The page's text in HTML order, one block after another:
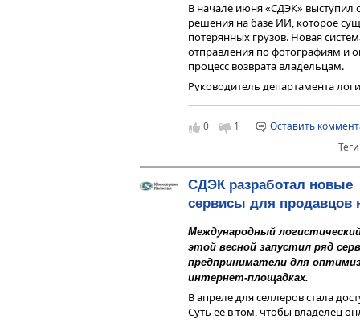
В начале июня «СДЭК» выступил
решения на базе ИИ, которое
потерянных грузов. Новая
отправления по фотографиям и
процесс возврата владельцам.
Руководитель департамента
Раньше сотрудникам
товар среди сотен
предмета, и ИИ
варианты из базы данных.
Это особенно актуально для
владелец неизвестен.
системе, уже активно
например компанией Amazon,
«СДЭК» планомерно внедряет
партнёрской сети для
0 1
Оставить
СДЭК разработал новые
сервисы для продавцов
Международный
этой весной запустил ряд
предприниматели для
интернет-площадках.
В апреле для селлеров стала
Суть её в том, чтобы владелец